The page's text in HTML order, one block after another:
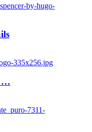
by-hugo-
335x256.jpg
…
7311-